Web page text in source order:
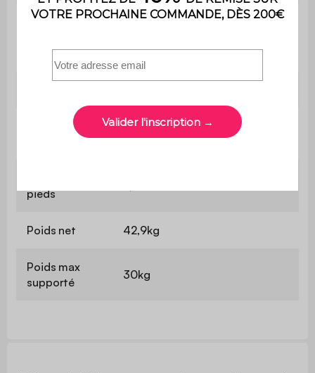
Distance
pieds
Hauteur des
pieds
Poids net 42,9kg
Poids max
supporté
30kg